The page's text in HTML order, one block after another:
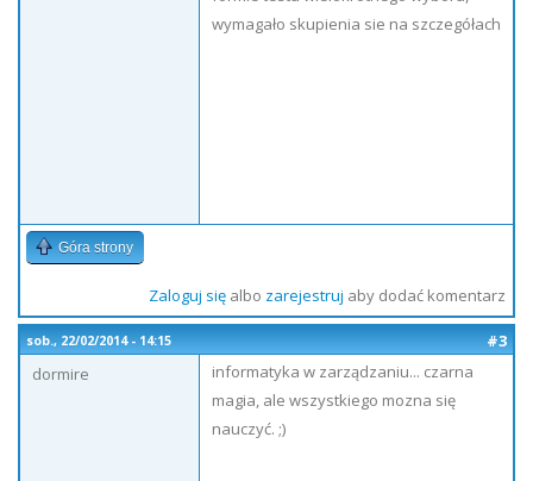
wymagało skupienia sie na szczegółach
Góra strony
Zaloguj sięalbo zarejestruj aby dodać komentarz
sob., 22/02/2014 - 14:15
#3
dormire
informatyka w zarządzaniu... czarna
magia, ale wszystkiego mozna się
nauczyć. ;)